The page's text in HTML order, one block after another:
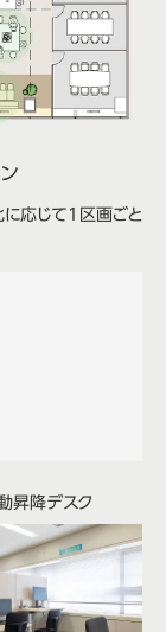
に応じて1区画ごと
昇降デスク